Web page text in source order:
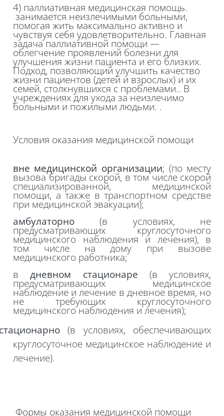
4) паллиативная медицинская помощь.
занимается неизлечимыми больными,
помогая жить максимально активно и
чувствуя себя удовлетворительно. Главная
задача паллиативной помощи —
облегчение проявлений болезни для
улучшения жизни пациента и его близких.
Подход, позволяющий улучшить качество
жизни пациентов (детей и взрослых) и их
семей, столкнувшихся с проблемами.. В
учреждениях для ухода за неизлечимо
больными и пожилыми людьми. .
Условия оказания медицинской помощи
вне медицинской организации; (по месту
вызова бригады скорой, в том числе скорой
специализированной, медицинской
помощи, а также в транспортном средстве
при медицинской эвакуации);
амбулаторно(в условиях, не
предусматривающих круглосуточного
медицинского наблюдения и лечения), в
том числе на дому при вызове
медицинского работника;
вдневном стационаре (в условиях,
предусматривающих медицинское
наблюдение и лечение в дневное время, но
не требующих круглосуточного
медицинского наблюдения и лечения);
(в условиях, обеспечивающих
круглосуточное медицинское наблюдение и
лечение).
Формы оказания медицинской помощи